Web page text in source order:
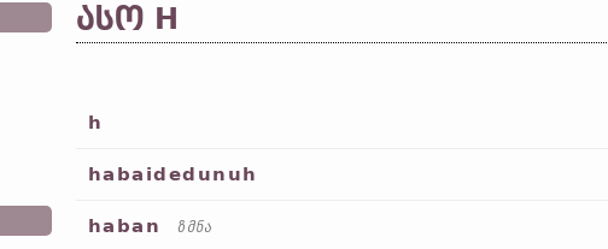
ᲐᲡᲝ H
h
habaidedunuh
haban ზმნა